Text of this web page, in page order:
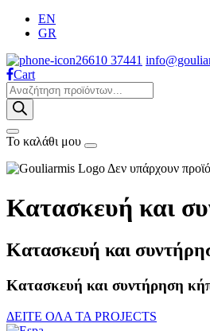
EN
GR
26610 37441
Cart
Products
search
Το καλάθι μου
Δεν υπάρχουν
Κατασκευή και
Κατασκευή και
Κατασκευή και συντήρηση
ΔΕΙΤΕ ΟΛΑ ΤΑ PROJECTS